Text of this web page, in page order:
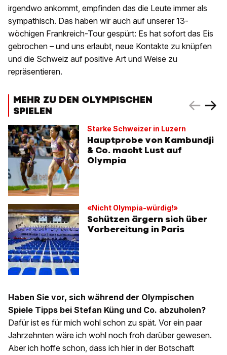
irgendwo ankommt, empfinden das die Leute immer als
sympathisch. Das haben wir auch auf unserer 13-
wöchigen Frankreich-Tour gespürt: Es hat sofort das Eis
gebrochen – und uns erlaubt, neue Kontakte zu knüpfen
und die Schweiz auf positive Art und Weise zu
repräsentieren.
MEHR ZU DEN OLYMPISCHEN
SPIELEN
Starke Schweizer in Luzern
Hauptprobe von Kambundji
& Co. macht Lust auf
Olympia
«Nicht Olympia-würdig!»
Schützen ärgern sich über
Vorbereitung in Paris
Haben Sie vor, sich während der Olympischen
Spiele Tipps bei Stefan Küng und Co. abzuholen?
Dafür ist es für mich wohl schon zu spät. Vor ein paar
Jahrzehnten wäre ich wohl noch froh darüber gewesen.
Aber ich hoffe schon, dass ich hier in der Botschaft